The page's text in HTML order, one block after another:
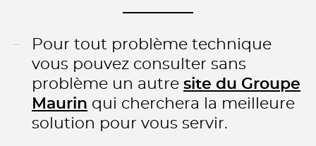
Pour tout problème technique
vous pouvez consulter sans
problème un autre site du Groupe
Maurin qui cherchera la meilleure
solution pour vous servir.